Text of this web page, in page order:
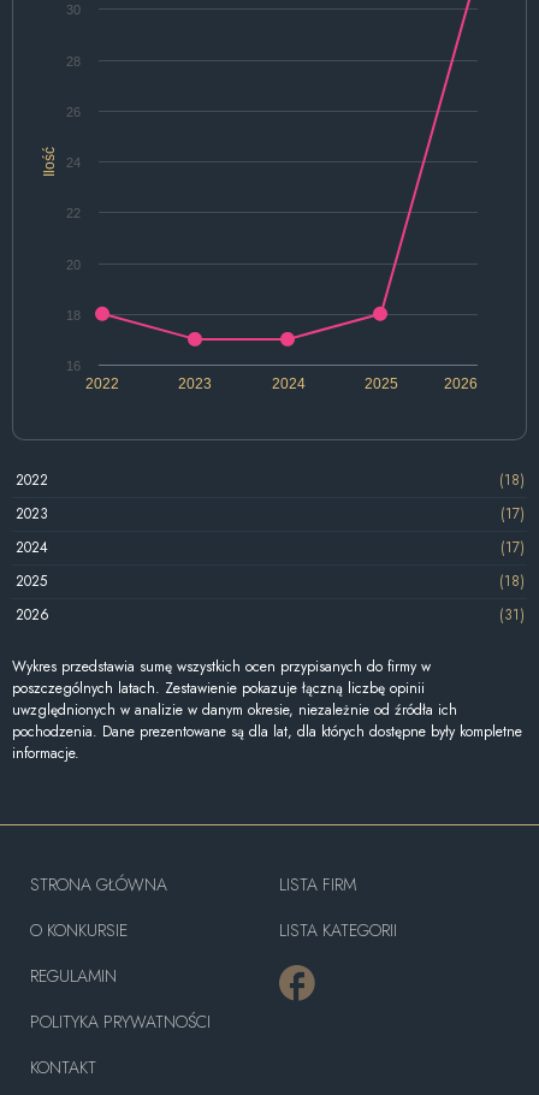
Ilość
2022 2024 2026
2023 2025
16
18
20
22
24
26
28
30
2022
(18)
2023
(17)
2024
(17)
2025
(18)
2026
(31)
Wykres przedstawia sumę wszystkich ocen przypisanych do firmy w
poszczególnych latach. Zestawienie pokazuje łączną liczbę opinii
uwzględnionych w analizie w danym okresie, niezależnie od źródła ich
pochodzenia. Dane prezentowane są dla lat, dla których dostępne były kompletne
informacje.
STRONA GŁÓWNA
O KONKURSIE
REGULAMIN
POLITYKA PRYWATNOŚCI
KONTAKT
LISTA FIRM
LISTA KATEGORII